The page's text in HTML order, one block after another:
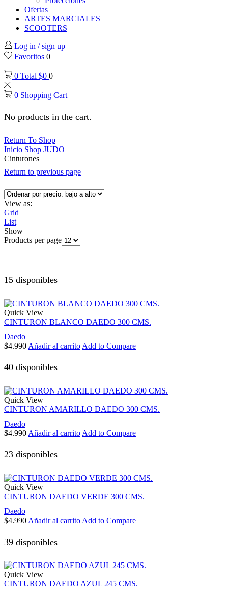
Ofertas
ARTES MARCIALES
SCOOTERS
Log in / sign up
Favoritos 0
0 Total $0 0
0 Shopping Cart
No products in the cart.
Return To Shop
Inicio Shop JUDO
Cinturones
Return to previous page
View as:
Grid
List
Show
Products per page
15 disponibles
Quick View
CINTURON BLANCO DAEDO 300 CMS.
Daedo
$4.990 Añadir al carrito Add to Compare
40 disponibles
Quick View
CINTURON AMARILLO DAEDO 300 CMS.
Daedo
$4.990 Añadir al carrito Add to Compare
23 disponibles
Quick View
CINTURON DAEDO VERDE 300 CMS.
Daedo
$4.990 Añadir al carrito Add to Compare
39 disponibles
Quick View
CINTURON DAEDO AZUL 245 CMS.